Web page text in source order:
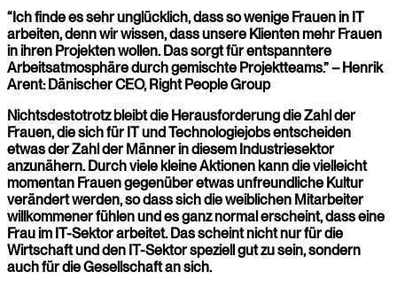
“Ich finde es sehr unglücklich, dass so wenige Frauen in IT
arbeiten, denn wir wissen, dass unsere Klienten mehr Frauen
in ihren Projekten wollen. Das sorgt für entspanntere
Arbeitsatmosphäre durch gemischte Projektteams.” – Henrik
Arent: Dänischer CEO, Right People Group
Nichtsdestotrotz bleibt die Herausforderung die Zahl der
Frauen, die sich für IT und Technologiejobs entscheiden
etwas der Zahl der Männer in diesem Industriesektor
anzunähern. Durch viele kleine Aktionen kann die vielleicht
momentan Frauen gegenüber etwas unfreundliche Kultur
verändert werden, so dass sich die weiblichen Mitarbeiter
willkommener fühlen und es ganz normal erscheint, dass eine
Frau im IT-Sektor arbeitet. Das scheint nicht nur für die
Wirtschaft und den IT-Sektor speziell gut zu sein, sondern
auch für die Gesellschaft an sich.